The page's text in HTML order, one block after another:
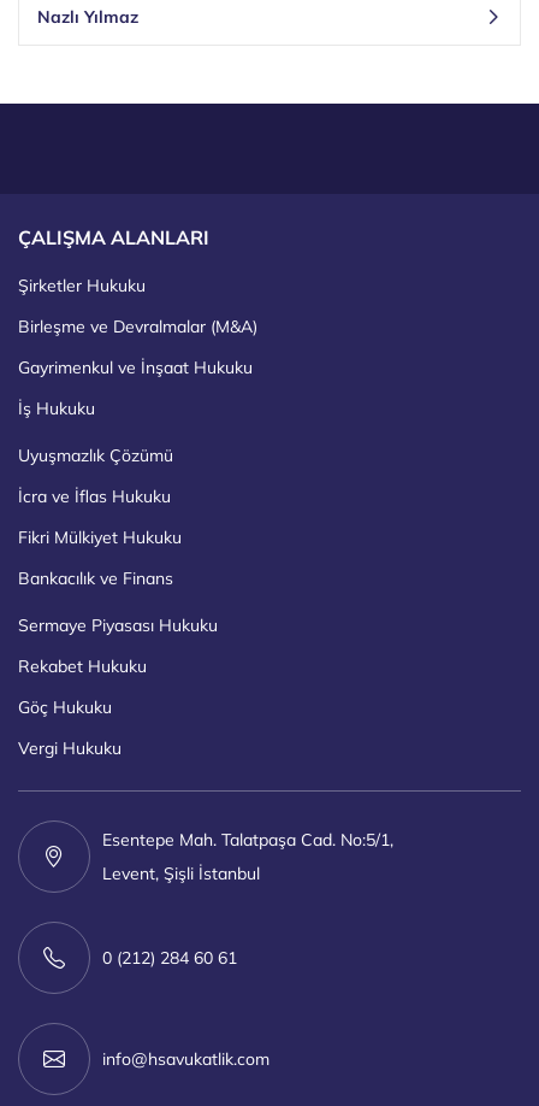
Nazlı Yılmaz
ÇALIŞMA ALANLARI
Şirketler Hukuku
Birleşme ve Devralmalar (M&A)
Gayrimenkul ve İnşaat Hukuku
İş Hukuku
Uyuşmazlık Çözümü
İcra ve İflas Hukuku
Fikri Mülkiyet Hukuku
Bankacılık ve Finans
Sermaye Piyasası Hukuku
Rekabet Hukuku
Göç Hukuku
Vergi Hukuku
Esentepe Mah. Talatpaşa Cad. No:5/1,
Levent, Şişli İstanbul
0 (212) 284 60 61
info@hsavukatlik.com